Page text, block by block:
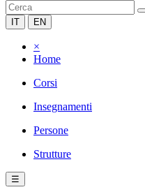
IT EN
×
Home
Corsi
Insegnamenti
Persone
Strutture
☰